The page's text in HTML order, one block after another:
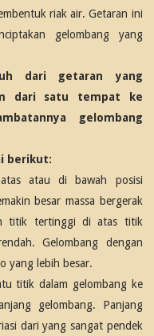
riak air. Getaran ini
gelombang yang
dari getaran yang
dari satu tempat ke
gelombang
berikut:
atau di bawah posisi
besar massa bergerak
titik tertinggi di atas titik
Gelombang dengan
yang lebih besar.
titik dalam gelombang ke
gelombang. Panjang
dari yang sangat pendek